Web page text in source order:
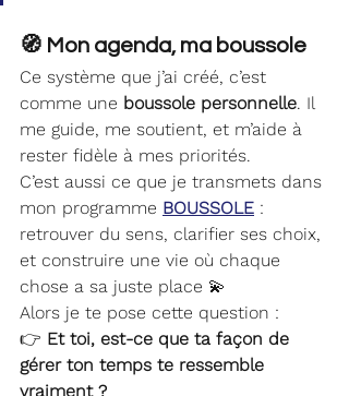
🧭 Mon agenda, ma boussole
Ce système que j’ai créé, c’est
comme une boussole personnelle. Il
me guide, me soutient, et m’aide à
rester fidèle à mes priorités.
C’est aussi ce que je transmets dans
mon programme BOUSSOLE :
retrouver du sens, clarifier ses choix,
et construire une vie où chaque
chose a sa juste place 💫
Alors je te pose cette question :
👉 Et toi, est-ce que ta façon de
gérer ton temps te ressemble
vraiment ?